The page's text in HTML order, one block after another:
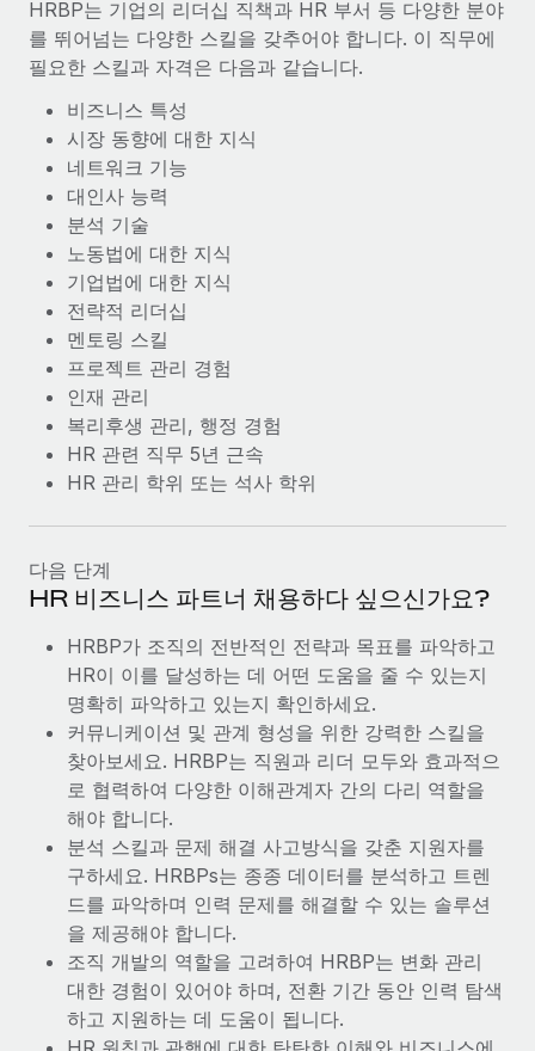
HRBP는 기업의 리더십 직책과 HR 부서 등 다양한 분야
를 뛰어넘는 다양한 스킬을 갖추어야 합니다. 이 직무에
필요한 스킬과 자격은 다음과 같습니다.
비즈니스 특성
시장 동향에 대한 지식
네트워크 기능
대인사 능력
분석 기술
노동법에 대한 지식
기업법에 대한 지식
전략적 리더십
멘토링 스킬
프로젝트 관리 경험
인재 관리
복리후생 관리, 행정 경험
HR 관련 직무 5년 근속
HR 관리 학위 또는 석사 학위
다음 단계
HR 비즈니스 파트너 채용하다 싶으신가요?
HRBP가 조직의 전반적인 전략과 목표를 파악하고
HR이 이를 달성하는 데 어떤 도움을 줄 수 있는지
명확히 파악하고 있는지 확인하세요.
커뮤니케이션 및 관계 형성을 위한 강력한 스킬을
찾아보세요. HRBP는 직원과 리더 모두와 효과적으
로 협력하여 다양한 이해관계자 간의 다리 역할을
해야 합니다.
분석 스킬과 문제 해결 사고방식을 갖춘 지원자를
구하세요. HRBPs는 종종 데이터를 분석하고 트렌
드를 파악하며 인력 문제를 해결할 수 있는 솔루션
을 제공해야 합니다.
조직 개발의 역할을 고려하여 HRBP는 변화 관리
대한 경험이 있어야 하며, 전환 기간 동안 인력 탐색
하고 지원하는 데 도움이 됩니다.